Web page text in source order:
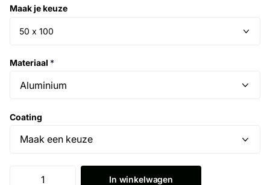
Maak je keuze
Materiaal *
Coating
In winkelwagen